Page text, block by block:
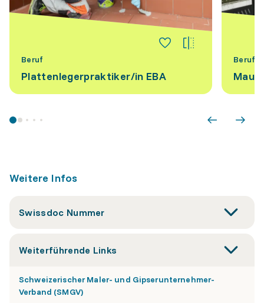
Beruf
Plattenlegerpraktiker/​in EBA
Beruf
Weitere Infos
Swissdoc Nummer
Weiterführende Links
Schweizerischer Maler- und Gipserunternehmer-
Verband (SMGV)